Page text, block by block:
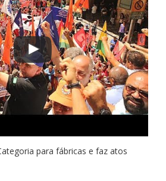
para fábricas e faz atos